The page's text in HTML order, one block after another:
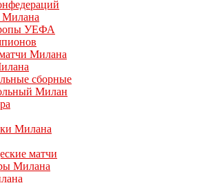
Милана
УЕФА
Милана
сборные
Милан
Милана
матчи
Милана